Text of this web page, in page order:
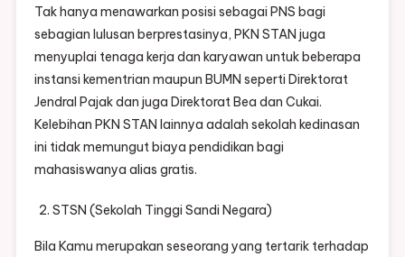
Tak hanya menawarkan posisi sebagai PNS bagi
sebagian lulusan berprestasinya, PKN STAN juga
menyuplai tenaga kerja dan karyawan untuk beberapa
instansi kementrian maupun BUMN seperti Direktorat
Jendral Pajak dan juga Direktorat Bea dan Cukai.
Kelebihan PKN STAN lainnya adalah sekolah kedinasan
ini tidak memungut biaya pendidikan bagi
mahasiswanya alias gratis.
STSN (Sekolah Tinggi Sandi Negara)
Bila Kamu merupakan seseorang yang tertarik terhadap